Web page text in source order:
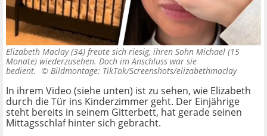
Elizabeth Maclay (34) freute sich riesig, ihren Sohn Michael (15
Monate) wiederzusehen. Doch im Anschluss war sie
bedient. © Bildmontage: TikTok/Screenshots/elizabethmaclay
In ihrem Video (siehe unten) ist zu sehen, wie Elizabeth
durch die Tür ins Kinderzimmer geht. Der Einjährige
steht bereits in seinem Gitterbett, hat gerade seinen
Mittagsschlaf hinter sich gebracht.